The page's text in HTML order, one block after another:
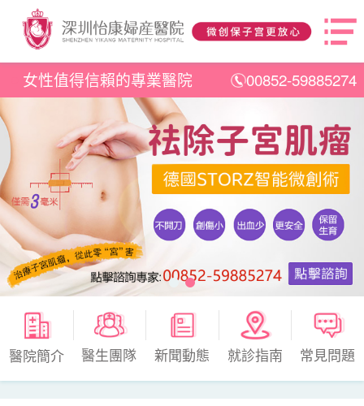
女性值得信賴的專業醫院 00852-59885274
醫院簡介 醫生團隊 新聞動態 就診指南 常見問題